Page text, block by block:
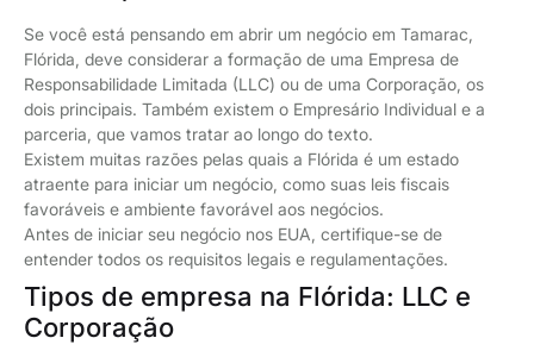
Se você está pensando em abrir um negócio em Tamarac,
Flórida, deve considerar a formação de uma Empresa de
Responsabilidade Limitada (LLC) ou de uma Corporação, os
dois principais. Também existem o Empresário Individual e a
parceria, que vamos tratar ao longo do texto.
Existem muitas razões pelas quais a Flórida é um estado
atraente para iniciar um negócio, como suas leis fiscais
favoráveis e ambiente favorável aos negócios.
Antes de iniciar seu negócio nos EUA, certifique-se de
entender todos os requisitos legais e regulamentações.
Tipos de empresa na Flórida: LLC e
Corporação